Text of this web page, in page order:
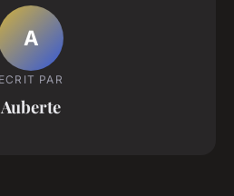
A
ECRIT PAR
Auberte